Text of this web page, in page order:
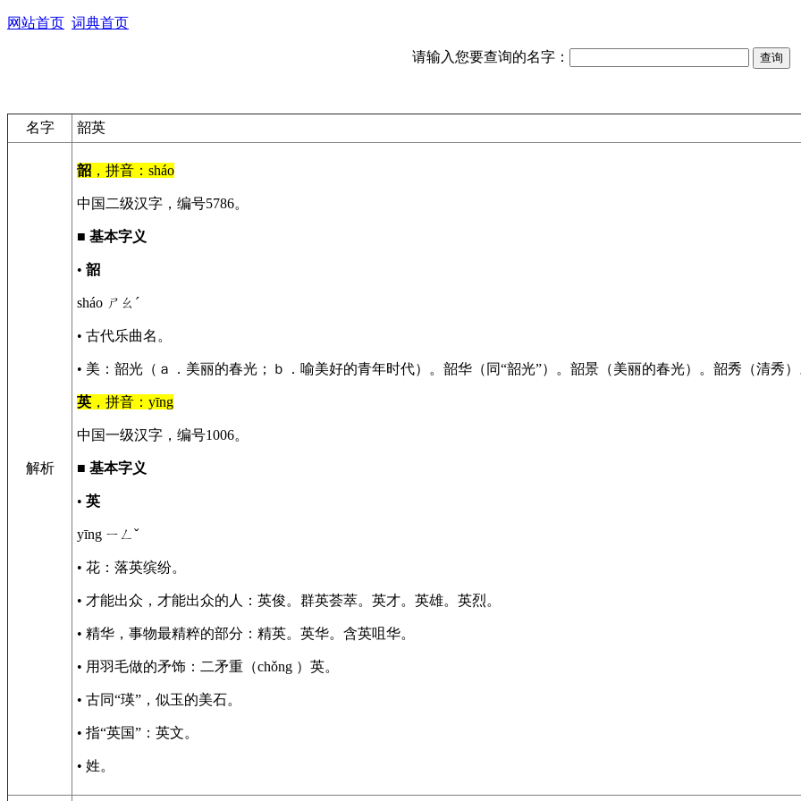
网站首页 词典首页
请输入您要查询的名字：
名字 韶英
解析
韶 ，拼音：sháo
中国二级汉字，编号5786。
■ 基本字义
• 韶
sháo ㄕㄠˊ
• 古代乐曲名。
• 美：韶光（ａ．美丽的春光；ｂ．喻美好的青年时代）。韶华（同“韶光”）。韶景（美丽的春光）。韶秀（清秀
英 ，拼音：yīng
中国一级汉字，编号1006。
■ 基本字义
• 英
yīng ㄧㄥˇ
• 花：落英缤纷。
• 才能出众，才能出众的人：英俊。群英荟萃。英才。英雄。英烈。
• 精华，事物最精粹的部分：精英。英华。含英咀华。
• 用羽毛做的矛饰：二矛重（chǒng ）英。
• 古同“瑛”，似玉的美石。
• 指“英国”：英文。
• 姓。